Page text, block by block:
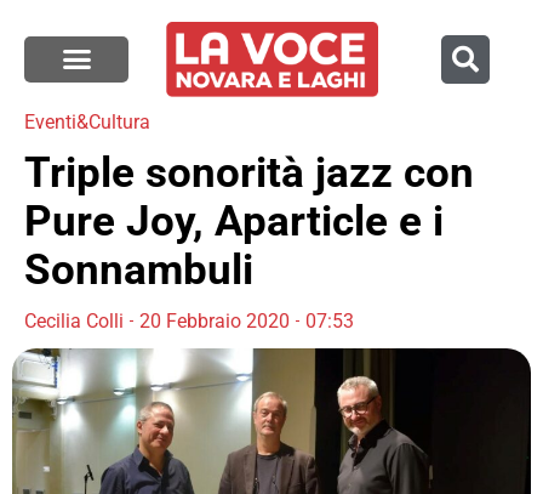
Eventi&Cultura
Triple sonorità jazz con
Pure Joy, Aparticle e i
Sonnambuli
Cecilia Colli 20 Febbraio 2020 07:53